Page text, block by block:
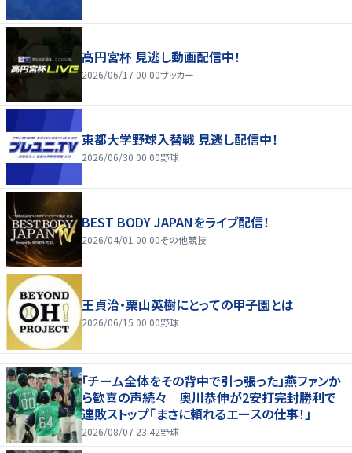
高円宮杯 見逃し動画配信中！
2026/06/17 00:00サッカー
東都大学野球入替戦 見逃し配信中！
2026/06/30 00:00野球
BEST BODY JAPANをライブ配信！
2026/04/01 00:00その他競技
王貞治・栗山英樹にとっての甲子園とは
2026/06/15 00:00野球
「チーム全体をその背中で引っ張った」燕ファンか
ら歓喜の声続々 奥川恭伸が2安打完封勝利で
連敗ストップ「まさに頼れるエースの仕事！」
2026/08/07 23:42野球